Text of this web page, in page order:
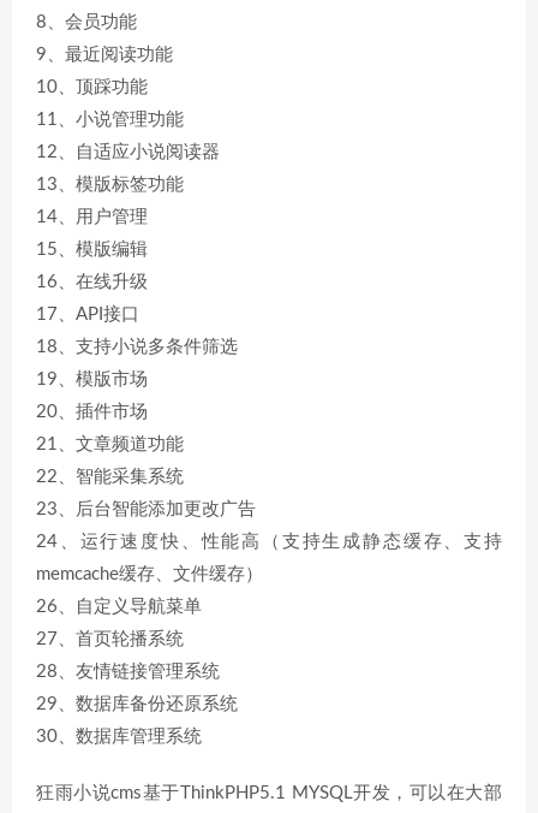
8、会员功能
9、最近阅读功能
10、顶踩功能
11、小说管理功能
12、自适应小说阅读器
13、模版标签功能
14、用户管理
15、模版编辑
16、在线升级
17、API接口
18、支持小说多条件筛选
19、模版市场
20、插件市场
21、文章频道功能
22、智能采集系统
23、后台智能添加更改广告
24、运行速度快、性能高（支持生成静态缓存、支持
memcache缓存、文件缓存）
26、自定义导航菜单
27、首页轮播系统
28、友情链接管理系统
29、数据库备份还原系统
30、数据库管理系统
狂雨小说cms基于ThinkPHP5.1 MYSQL开发，可以在大部